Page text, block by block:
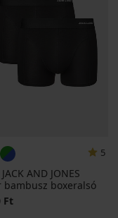
5
AND JONES
bambusz boxeralsó
Ft